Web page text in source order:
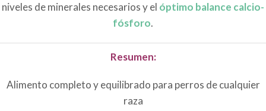
niveles de minerales necesarios y el óptimo balance calcio-
fósforo.
Resumen:
Alimento completo y equilibrado para perros de cualquier
raza